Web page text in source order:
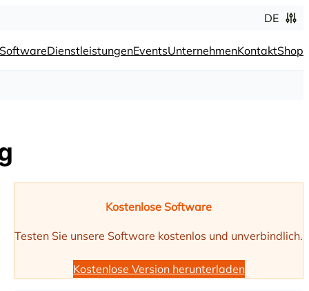
DE
SoftwareDienstleistungenEventsUnternehmenKontaktShop
Kostenlose Software
Testen Sie unsere Software kostenlos und unverbindlich.
Kostenlose Version herunterladen